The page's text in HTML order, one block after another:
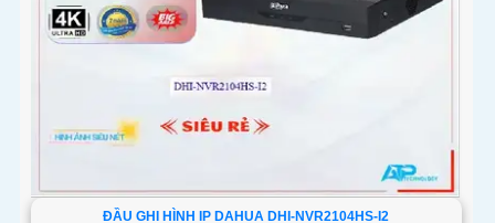
ĐẦU GHI HÌNH IP DAHUA DHI-NVR2104HS-I2